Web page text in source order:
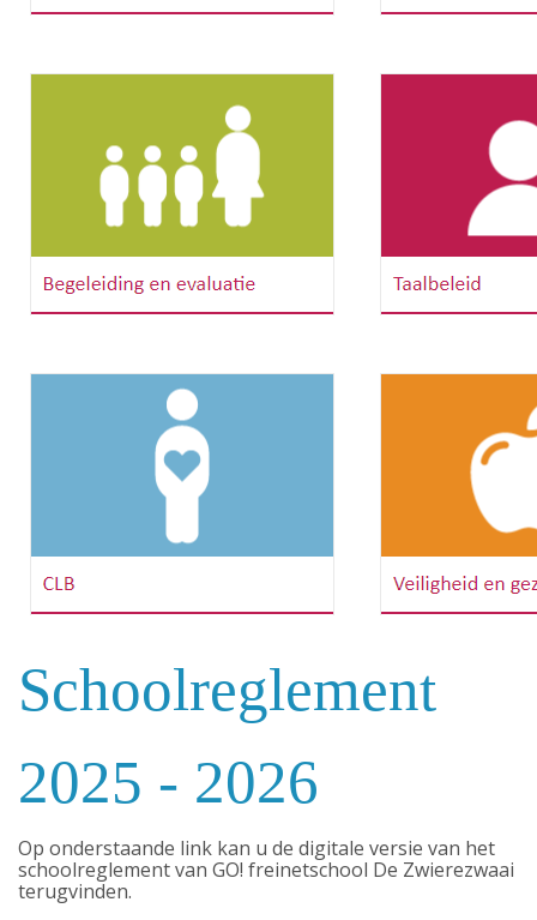
Schoolreglement
2025 - 2026
Op onderstaande link kan u de digitale versie van het
schoolreglement van GO! freinetschool De Zwierezwaai
terugvinden.